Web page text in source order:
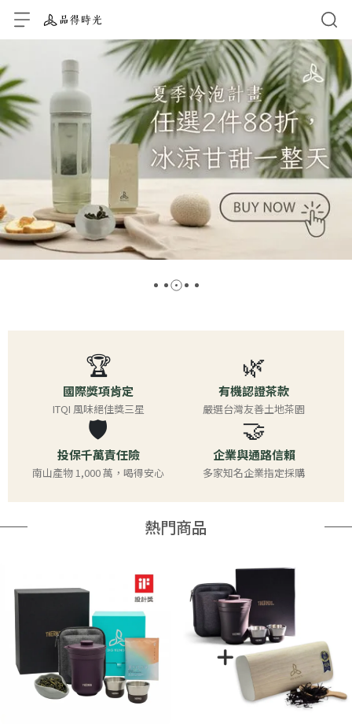
🏆
國際獎項肯定
ITQI 風味絕佳獎三星
🌿
有機認證茶款
嚴選台灣友善土地茶園
🛡️
投保千萬責任險
南山產物 1,000 萬，喝得安心
🤝
企業與通路信賴
多家知名企業指定採購
熱門商品